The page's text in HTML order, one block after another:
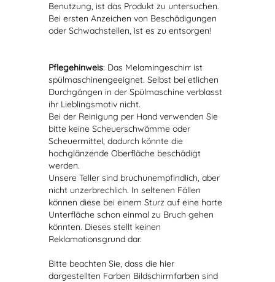
Benutzung, ist das Produkt zu untersuchen.
Bei ersten Anzeichen von Beschädigungen
oder Schwachstellen, ist es zu entsorgen!
Pflegehinweis: Das Melamingeschirr ist
spülmaschinengeeignet. Selbst bei etlichen
Durchgängen in der Spülmaschine verblasst
ihr Lieblingsmotiv nicht.
Bei der Reinigung per Hand verwenden Sie
bitte keine Scheuerschwämme oder
Scheuermittel, dadurch könnte die
hochglänzende Oberfläche beschädigt
werden.
Unsere Teller sind bruchunempfindlich, aber
nicht unzerbrechlich. In seltenen Fällen
können diese bei einem Sturz auf eine harte
Unterfläche schon einmal zu Bruch gehen
könnten. Dieses stellt keinen
Reklamationsgrund dar.
Bitte beachten Sie, dass die hier
dargestellten Farben Bildschirmfarben sind